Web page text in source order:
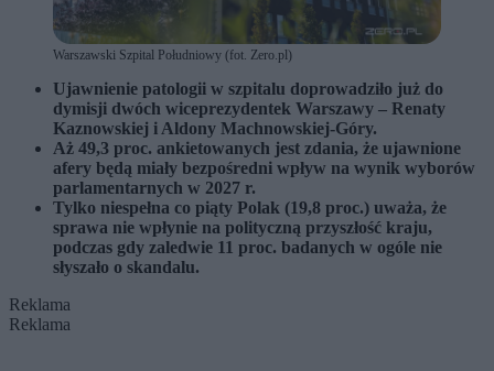
Warszawski Szpital Południowy (fot. Zero.pl)
Ujawnienie patologii w szpitalu doprowadziło już do
dymisji dwóch wiceprezydentek Warszawy – Renaty
Kaznowskiej i Aldony Machnowskiej-Góry.
Aż 49,3 proc. ankietowanych jest zdania, że ujawnione
afery będą miały bezpośredni wpływ na wynik wyborów
parlamentarnych w 2027 r.
Tylko niespełna co piąty Polak (19,8 proc.) uważa, że
sprawa nie wpłynie na polityczną przyszłość kraju,
podczas gdy zaledwie 11 proc. badanych w ogóle nie
słyszało o skandalu.
Reklama
Reklama